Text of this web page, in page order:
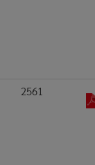
2561